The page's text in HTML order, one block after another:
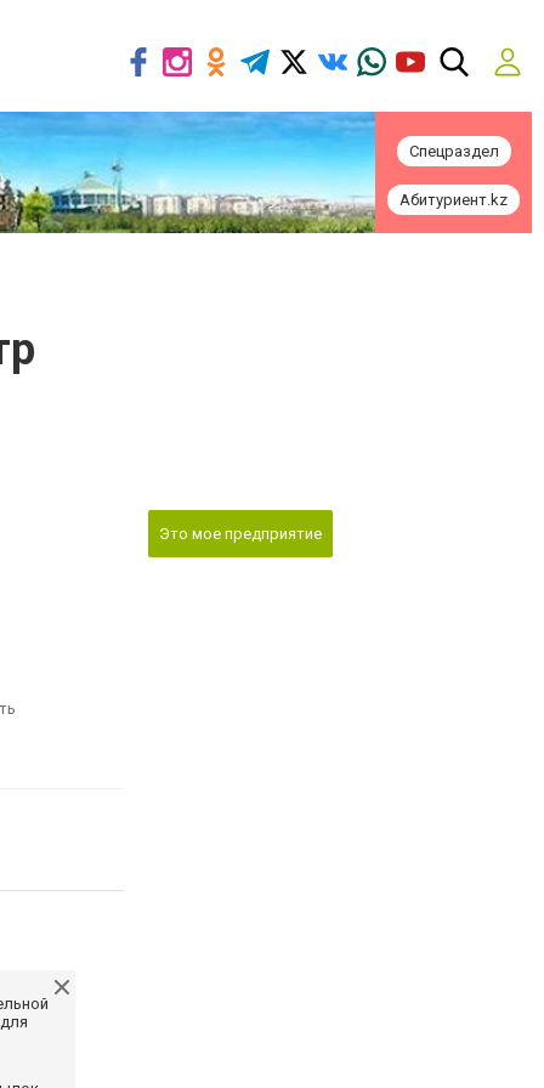
Спецраздел
Абитуриент.kz
Это мое предприятие